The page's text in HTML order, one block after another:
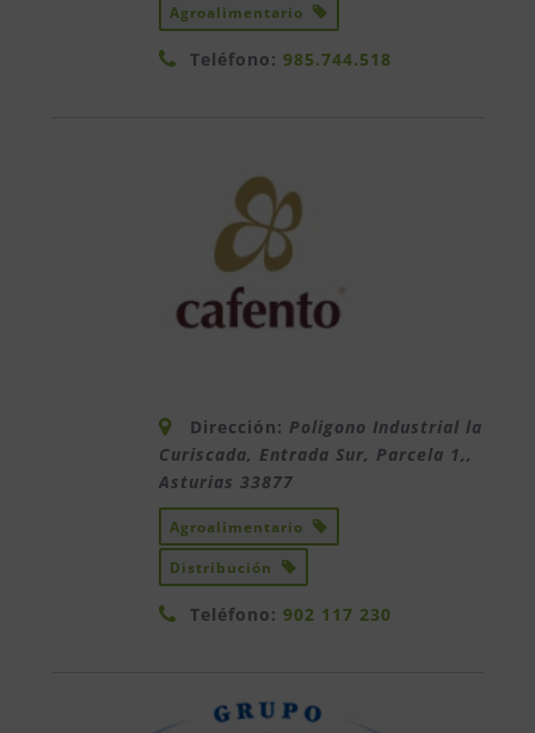
Agroalimentario
Teléfono: 985.744.518
Dirección: Poligono Industrial la
Curiscada, Entrada Sur, Parcela 1,,
Asturias 33877
Agroalimentario
Distribución
Teléfono: 902 117 230